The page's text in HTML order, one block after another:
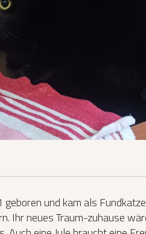
Organisation
geboren und kam als
Ihr neues Traum-zuhause